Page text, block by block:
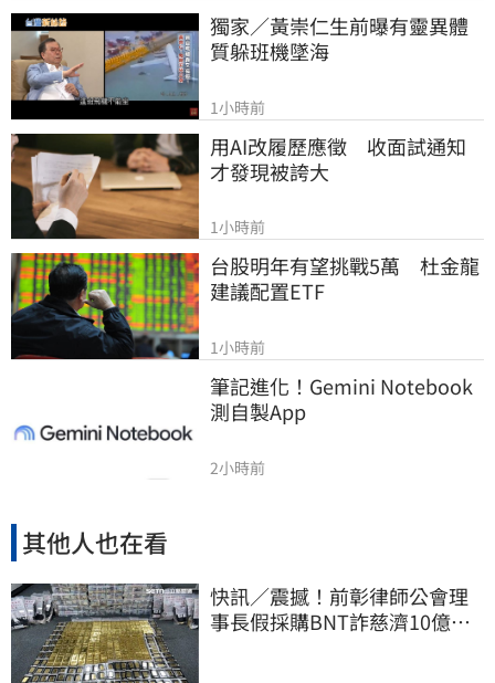
獨家／黃崇仁生前曝有靈異體
質躲班機墜海
1小時前
用AI改履歷應徵　收面試通知
才發現被誇大
1小時前
台股明年有望挑戰5萬　杜金龍
建議配置ETF
1小時前
筆記進化！Gemini Notebook
測自製App
2小時前
其他人也在看
快訊／震撼！前彰律師公會理
事長假採購BNT詐慈濟10億、